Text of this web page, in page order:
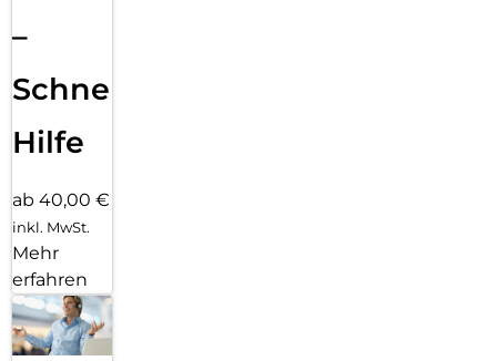
–
Schnelle
Hilfe
ab 40,00 €
inkl. MwSt.
Mehr
erfahren